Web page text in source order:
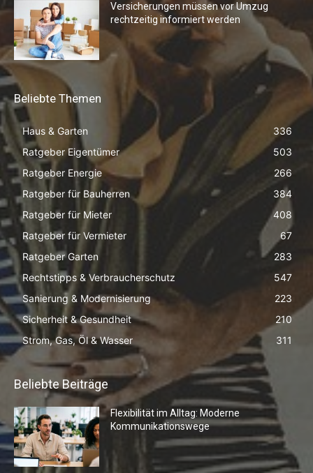
Versicherungen müssen vor Umzug
rechtzeitig informiert werden
Beliebte Themen
Haus & Garten
336
Ratgeber Eigentümer
503
Ratgeber Energie
266
Ratgeber für Bauherren
384
Ratgeber für Mieter
408
Ratgeber für Vermieter
67
Ratgeber Garten
283
Rechtstipps & Verbraucherschutz
547
Sanierung & Modernisierung
223
Sicherheit & Gesundheit
210
Strom, Gas, Öl & Wasser
311
Beliebte Beiträge
Flexibilität im Alltag: Moderne
Kommunikationswege